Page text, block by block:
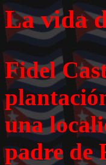
La vida
Fidel
una
padre de